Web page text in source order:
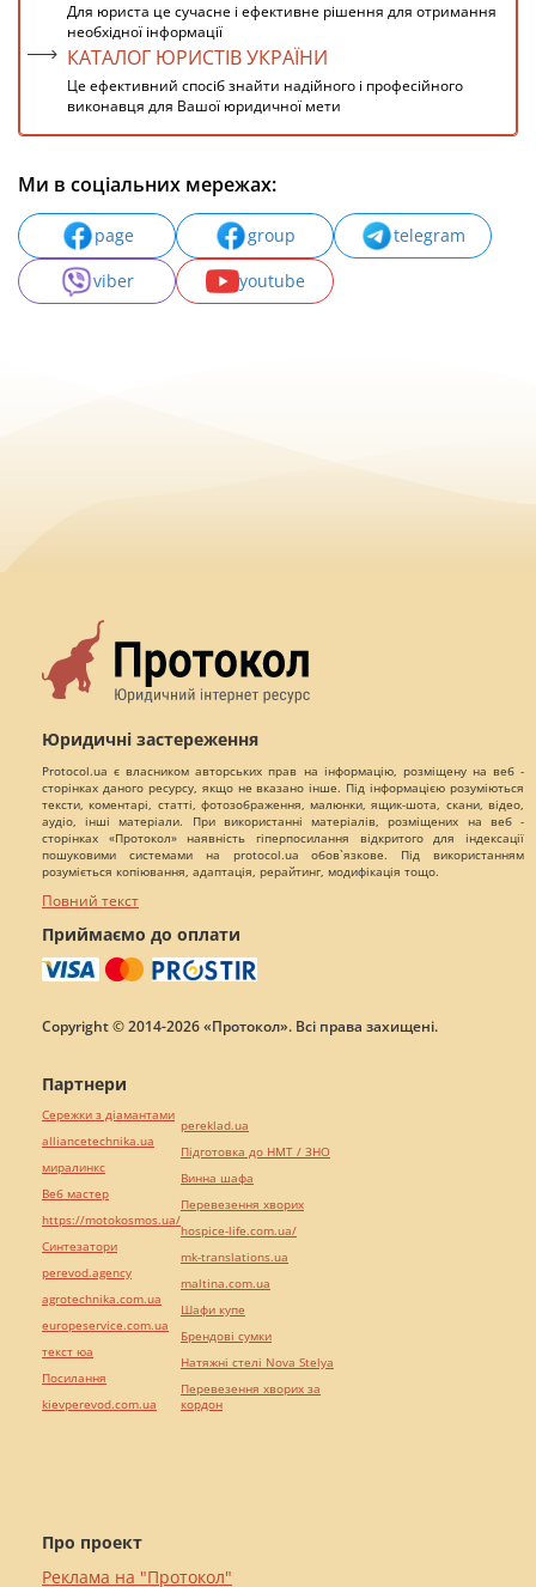
Для юриста це сучасне і ефективне рішення для отримання
необхідної інформації
КАТАЛОГ ЮРИСТІВ УКРАЇНИ
Це ефективний спосіб знайти надійного і професійного
виконавця для Вашої юридичної мети
Ми в соціальних мережах:
page group
telegram
viber
youtube
Юридичні застереження
Protocol.ua є власником авторських прав на інформацію, розміщену на веб -
сторінках даного ресурсу, якщо не вказано інше. Під інформацією розуміються
тексти, коментарі, статті, фотозображення, малюнки, ящик-шота, скани, відео,
аудіо, інші матеріали. При використанні матеріалів, розміщених на веб -
сторінках «Протокол» наявність гіперпосилання відкритого для індексації
пошуковими системами на protocol.ua обов`язкове. Під використанням
розуміється копіювання, адаптація, рерайтинг, модифікація тощо.
Повний текст
Приймаємо до оплати
Copyright © 2014-2026 «Протокол». Всі права захищені.
Про проект
Реклама на "Протокол"
Партнери
Сережки з діамантами
alliancetechnika.ua
миралинкс
Веб мастер
https://motokosmos.ua/
Синтезатори
perevod.agency
agrotechnika.com.ua
europeservice.com.ua
текст юа
Посилання
kievperevod.com.ua
pereklad.ua
Підготовка до НМТ / ЗНО
Винна шафа
Перевезення хворих
hospice-life.com.ua/
mk-translations.ua
maltina.com.ua
Шафи купе
Брендові сумки
Натяжні стелі Nova Stelya
Перевезення хворих за
кордон